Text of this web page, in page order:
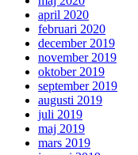
april 2020
februari 2020
december 2019
november 2019
oktober 2019
september 2019
augusti 2019
juli 2019
maj 2019
mars 2019